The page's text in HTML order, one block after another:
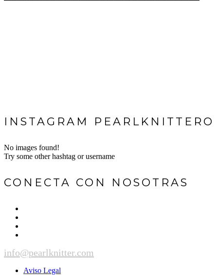
INSTAGRAM PEARLKNITTERO
No images found!
Try some other hashtag or username
CONECTA CON NOSOTRAS
info@pearlknitter.com
Aviso Legal